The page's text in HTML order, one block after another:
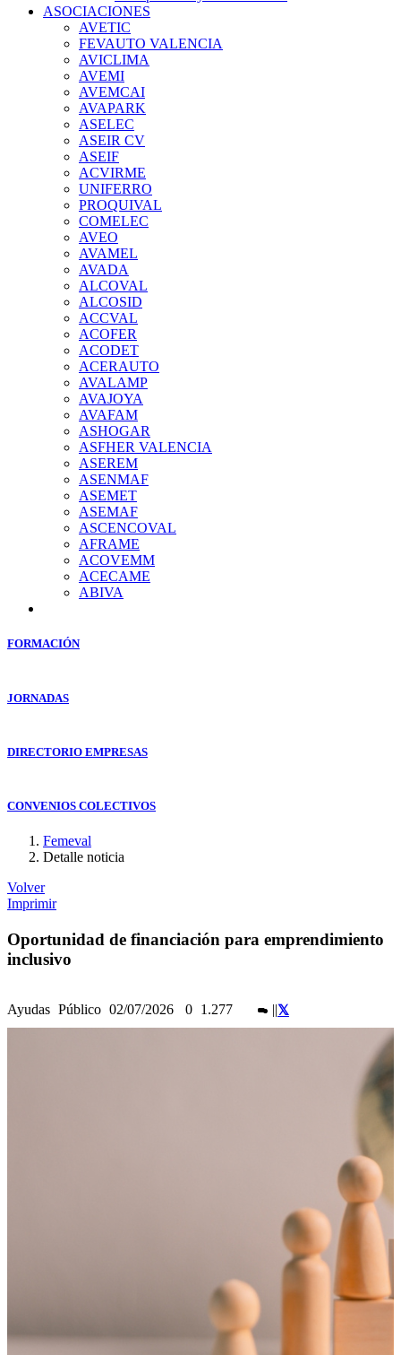
ASOCIACIONES
AVETIC
FEVAUTO VALENCIA
AVICLIMA
AVEMI
AVEMCAI
AVAPARK
ASELEC
ASEIR CV
ASEIF
ACVIRME
UNIFERRO
PROQUIVAL
COMELEC
AVEO
AVAMEL
AVADA
ALCOVAL
ALCOSID
ACCVAL
ACOFER
ACODET
ACERAUTO
AVALAMP
AVAJOYA
AVAFAM
ASHOGAR
ASFHER VALENCIA
ASEREM
ASENMAF
ASEMET
ASEMAF
ASCENCOVAL
AFRAME
ACOVEMM
ACECAME
ABIVA
FORMACIÓN
JORNADAS
DIRECTORIO EMPRESAS
CONVENIOS COLECTIVOS
Femeval
Detalle noticia
Volver
Imprimir
Oportunidad de financiación para emprendimiento
inclusivo
Ayudas Público 02/07/2026 0 1.277 ||